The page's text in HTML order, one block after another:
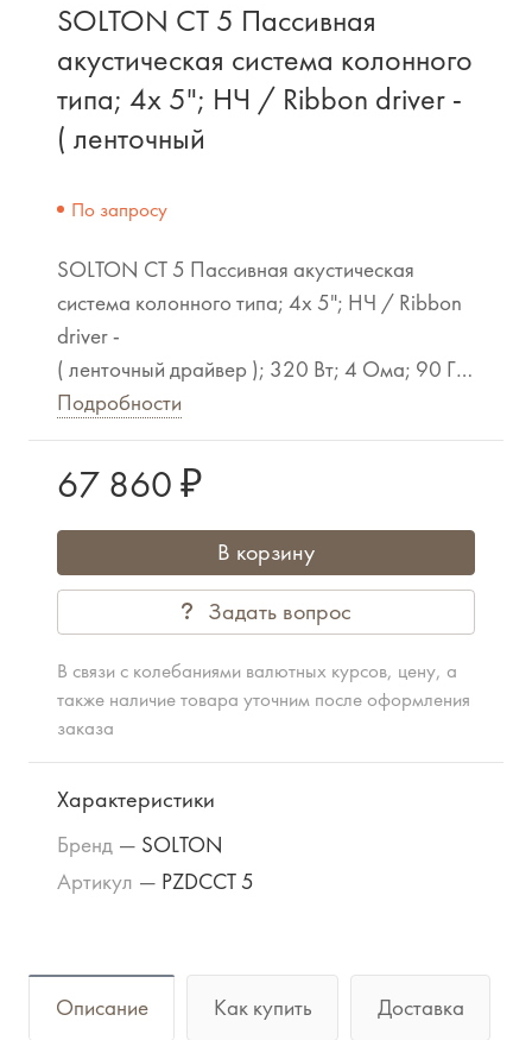
SOLTON CT 5 Пассивная
акустическая система колонного
типа; 4x 5"; НЧ / Ribbon driver -
( ленточный
По запросу
SOLTON CT 5 Пассивная акустическая
система колонного типа; 4x 5"; НЧ / Ribbon
driver -
( ленточный драйвер ); 320 Вт; 4 Ома; 90 Гц
- 20 кГц; Мах SPL: 128 dB;
Дисперсия: 120° х 15°; Кроссовер: 2,5 кГц;
Разъёмы: 1 x NL4, Pins 1+/1-;
цвет ЧЁРНЫЙ; Габариты (WxHxD, мм): 170 x
860 x 180; Масса: 8 кг.
Опционально: сабвуфер TA 15 Sub # 10902
Подробности
67 860 ₽
В корзину
Задать вопрос
В связи с колебаниями валютных курсов, цену, а
также наличие товара уточним после оформления
заказа
Характеристики
Бренд — SOLTON
Артикул — PZDCCT 5
Описание Как купить Доставка